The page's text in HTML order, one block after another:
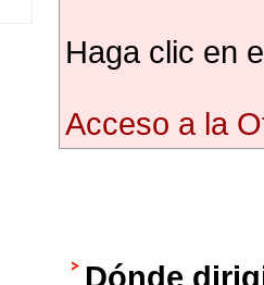
Haga clic en
Acceso a la
Dónde